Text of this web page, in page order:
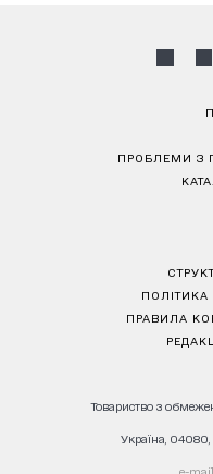
ПРОБЛЕМИ З
ПОЛІТИКА
ПРАВИЛА
Товариство з
Україна, 04080,
е-